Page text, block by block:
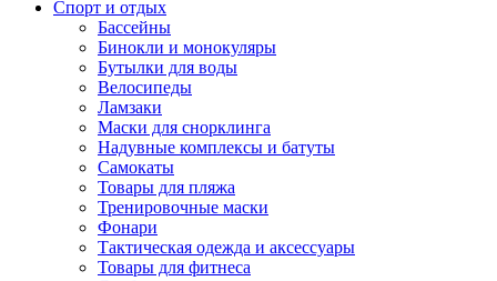
Спорт и отдых
Бассейны
Бинокли и монокуляры
Бутылки для воды
Велосипеды
Ламзаки
Маски для снорклинга
Надувные комплексы и батуты
Самокаты
Товары для пляжа
Тренировочные маски
Фонари
Тактическая одежда и аксессуары
Товары для фитнеса